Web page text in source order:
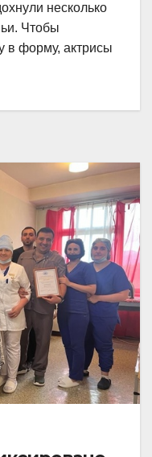
несколько
Чтобы
в форму, актрисы